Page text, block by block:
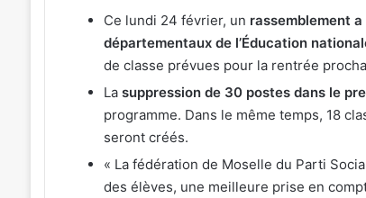
Ce lundi 24 février, un rassemblement
départementaux de l’Éducation
de classe prévues pour la rentrée
La suppression de 30 postes dans le
programme. Dans le même temps, 18
seront créés.
« La fédération de Moselle du Parti
des élèves, une meilleure prise en